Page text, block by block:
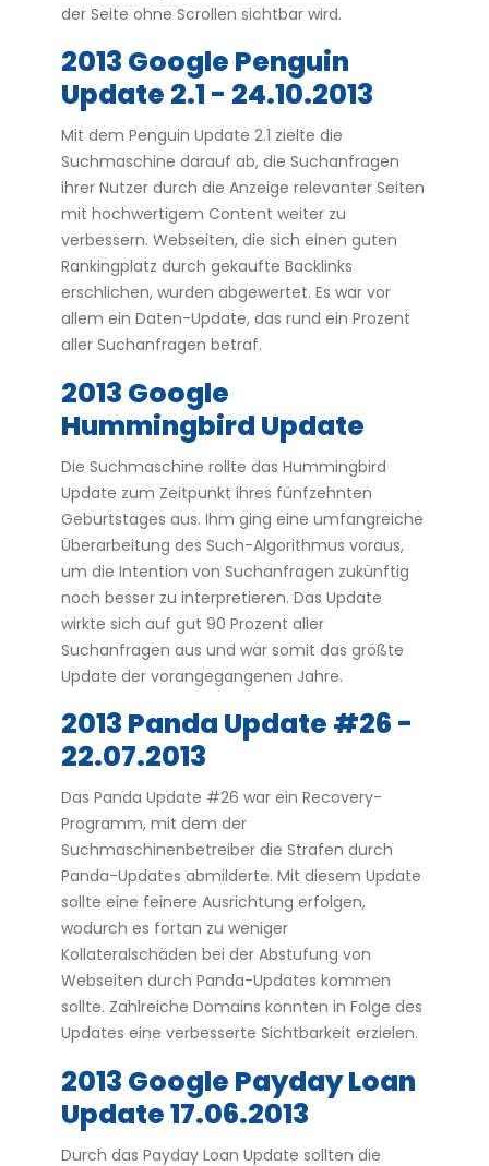
der Seite ohne Scrollen sichtbar wird.
2013 Google Penguin
Update 2.1 - 24.10.2013
Mit dem Penguin Update 2.1 zielte die
Suchmaschine darauf ab, die Suchanfragen
ihrer Nutzer durch die Anzeige relevanter Seiten
mit hochwertigem Content weiter zu
verbessern. Webseiten, die sich einen guten
Rankingplatz durch gekaufte Backlinks
erschlichen, wurden abgewertet. Es war vor
allem ein Daten-Update, das rund ein Prozent
aller Suchanfragen betraf.
2013 Google
Hummingbird Update
Die Suchmaschine rollte das Hummingbird
Update zum Zeitpunkt ihres fünfzehnten
Geburtstages aus. Ihm ging eine umfangreiche
Überarbeitung des Such-Algorithmus voraus,
um die Intention von Suchanfragen zukünftig
noch besser zu interpretieren. Das Update
wirkte sich auf gut 90 Prozent aller
Suchanfragen aus und war somit das größte
Update der vorangegangenen Jahre.
2013 Panda Update #26 -
22.07.2013
Das Panda Update #26 war ein Recovery-
Programm, mit dem der
Suchmaschinenbetreiber die Strafen durch
Panda-Updates abmilderte. Mit diesem Update
sollte eine feinere Ausrichtung erfolgen,
wodurch es fortan zu weniger
Kollateralschäden bei der Abstufung von
Webseiten durch Panda-Updates kommen
sollte. Zahlreiche Domains konnten in Folge des
Updates eine verbesserte Sichtbarkeit erzielen.
2013 Google Payday Loan
Update 17.06.2013
Durch das Payday Loan Update sollten die